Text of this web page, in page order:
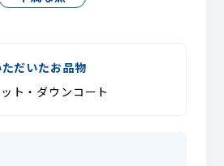
だいたお品物
ト・ダウンコート